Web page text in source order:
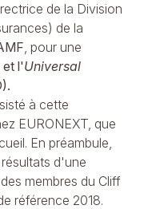
de la Division
de la
, pour une
et l'Universal
à cette
EURONEXT, que
En préambule,
d'une
membres du Cliff
référence 2018.